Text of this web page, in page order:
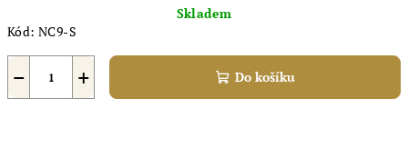
cena:
Skladem
Kód: NC9-S
+
− Do košíku